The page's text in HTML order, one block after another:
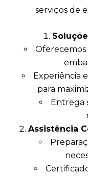
serviços de
Oferecemos
Experiência
para
Entrega
Assistência